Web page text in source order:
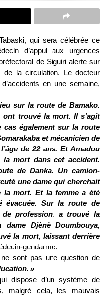
qui sera célébrée ce
d’appui aux urgences
de Siguiri alerte sur
de la circulation. Le docteur
en une semaine,
sur la route de Bamako.
ont trouvé la mort. Il s’agit
cas également sur la route
et mécanicien de
de 22 ans. Et Amadou
mort dans cet accident.
de Danka. Un camion-
une dame qui cherchait
la mort. Et la femme a été
évacuée. Sur la route de
de profession, a trouvé la
Djènè Doumbouya,
la mort, laissant derrière
gendarme.
sont pas une question de
»
dispose d’un système de
malgré cela, les mauvais